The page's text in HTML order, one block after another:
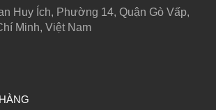
Huy Ích, Phường 14, Quận Gò Vấp,
Minh, Việt Nam